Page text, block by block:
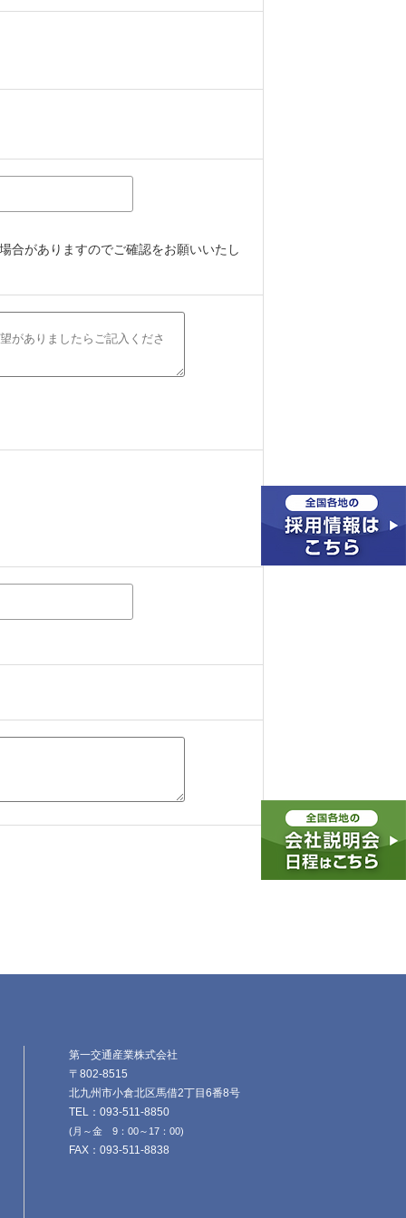
合がありますのでご確認をお願いいたし
第一交通産業株式会社
〒802-8515
北九州市小倉北区馬借2丁目6番8号
TEL：093-511-8850
(月～金 9：00～17：00)
FAX：093-511-8838